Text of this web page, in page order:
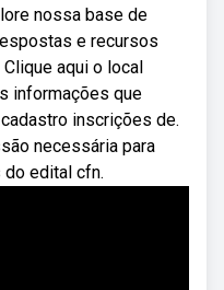
nossa base de
e recursos
aqui o local
informações que
inscrições de.
necessária para
edital cfn.